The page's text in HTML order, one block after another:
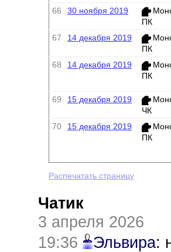
66
30 ноября 2019
ПК
67
14 декабря 2019
ПК
68
14 декабря 2019
ПК
69 15 декабря 2019
ЧК
70
15 декабря 2019
ПК
Распечатать страницу
Чатик
3 апреля 2026
19:36
Эльвира: